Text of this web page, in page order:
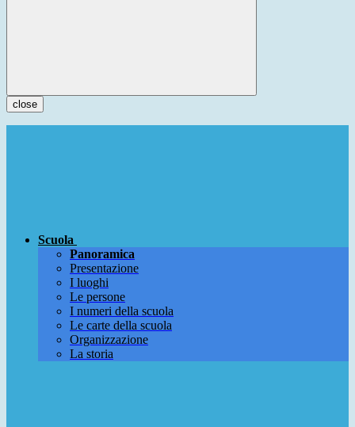
close
Scuola
Panoramica
Presentazione
I luoghi
Le persone
I numeri della scuola
Le carte della scuola
Organizzazione
La storia